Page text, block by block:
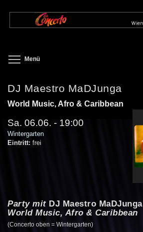
zum
Menü
DJ Maestro MaDJunga
World Music, Afro & Caribbean
Sa. 06.06. - 19:00
Wintergarten
Eintritt: frei
Party mitDJ Maestro MaDJunga
World Music, Afro & Caribbean
(Concerto oben = Wintergarten)